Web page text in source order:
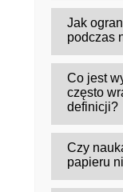
do
pełnego
W wielu
lepiej w
różnice
trudności
Jak
podczas
Ucz się
Co jest
często
definicji?
E-book
(hasła,
,,orientacji
Czy
papieru
Zwykle